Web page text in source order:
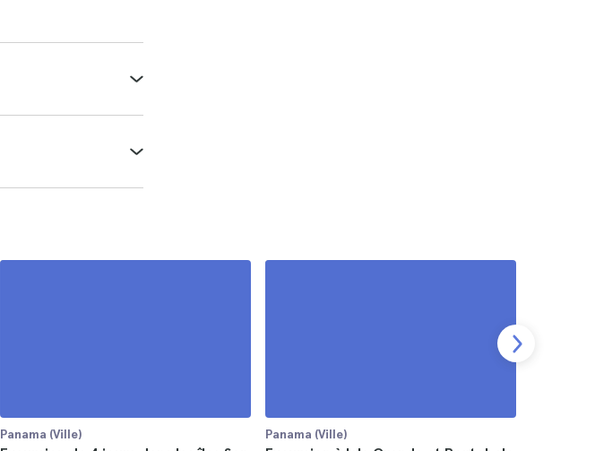
Panama (Ville) Panama (Ville)